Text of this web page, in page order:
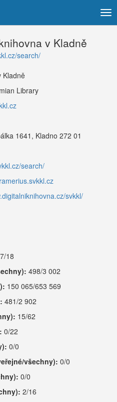
v Kladně
search/
Kladně
Library
1641, Kladno 272 01
search/
svkkl/
18
498/3 002
150 065/653 569
481/2 902
15/62
0/22
0/0
všechny): 0/0
0/0
2/16